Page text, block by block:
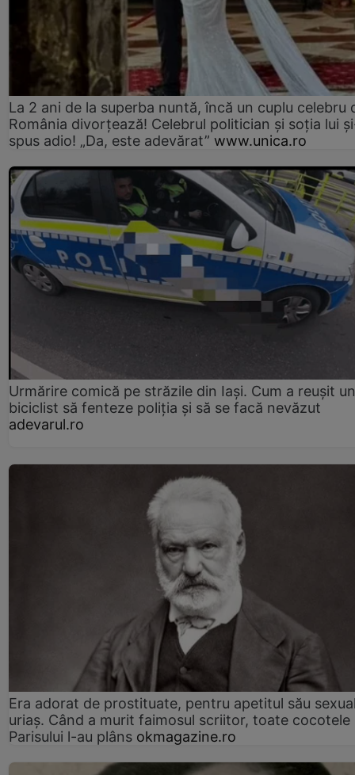
La 2 ani de la superba nuntă, încă un cuplu celebru
România divorțează! Celebrul politician și soția lui
spus adio! „Da, este adevărat” www.unica.ro
Urmărire comică pe străzile din Iași. Cum a reușit un
biciclist să fenteze poliția și să se facă nevăzut
adevarul.ro
Era adorat de prostituate, pentru apetitul său
uriaș. Când a murit faimosul scriitor, toate cocotele
Parisului l-au plâns okmagazine.ro